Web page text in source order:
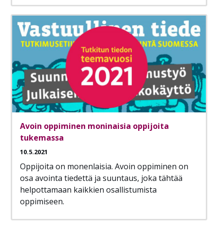
Avoin oppiminen moninaisia oppijoita
tukemassa
10.5.2021
Oppijoita on monenlaisia. Avoin oppiminen on
osa avointa tiedettä ja suuntaus, joka tähtää
helpottamaan kaikkien osallistumista
oppimiseen.